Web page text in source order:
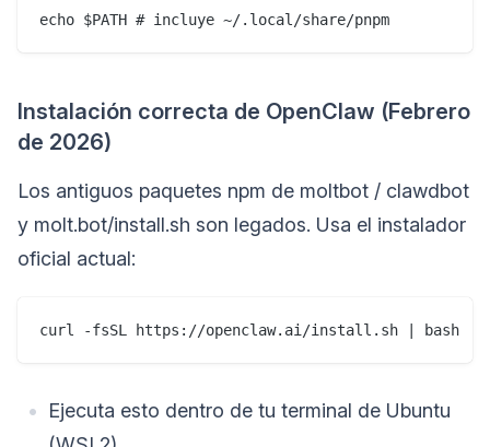
echo $PATH # incluye ~/.local/share/pnpm
Instalación correcta de OpenClaw (Febrero
de 2026)
Los antiguos paquetes npm de moltbot / clawdbot
y molt.bot/install.sh son legados. Usa el instalador
oficial actual:
curl -fsSL https://openclaw.ai/install.sh | bash
Ejecuta esto dentro de tu terminal de Ubuntu